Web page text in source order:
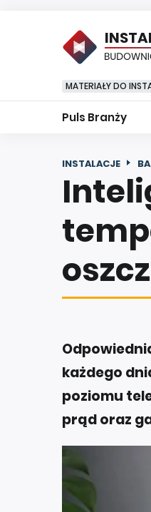
MATERIAŁY DO
Puls Branży
INSTALACJE
każdego
poziomu
prąd oraz